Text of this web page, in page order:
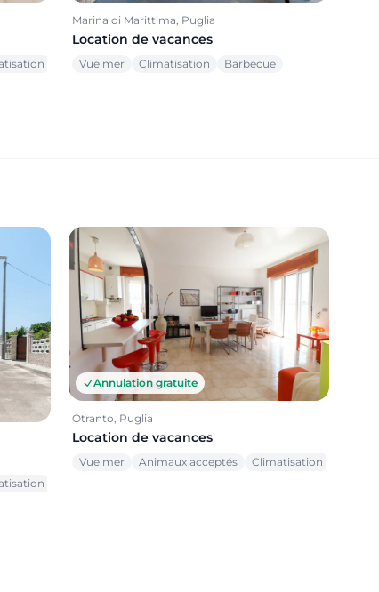
Marina di Marittima, Puglia
Location de vacances
Vue mer Climatisation Barbecue
Annulation gratuite
Otranto, Puglia
Location de vacances
Vue mer Animaux acceptés Climatisation